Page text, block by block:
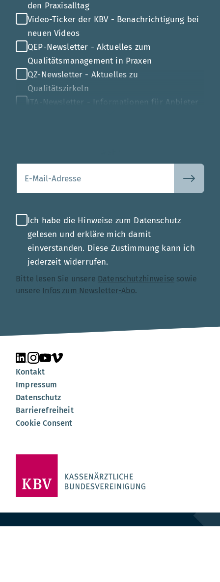
den Praxisalltag
Video-Ticker der KBV - Benachrichtigung bei
neuen Videos
QEP-Newsletter - Aktuelles zum
Qualitätsmanagement in Praxen
QZ-Newsletter - Aktuelles zu
Qualitätszirkeln
ITA-Newsletter - Informationen für Anbieter
Ich habe die Hinweise zum Datenschutz
gelesen und erkläre mich damit
einverstanden. Diese Zustimmung kann ich
jederzeit widerrufen.
Bitte lesen Sie unsere Datenschutzhinweise sowie
unsere Infos zum Newsletter-Abo.
Unsere Seite auf LinkedIn
Unsere Seite auf Instagram
Unsere Seite auf YouTube
Unsere Seite auf Vimeo
Kontakt
Impressum
Datenschutz
Barrierefreiheit
Cookie Consent